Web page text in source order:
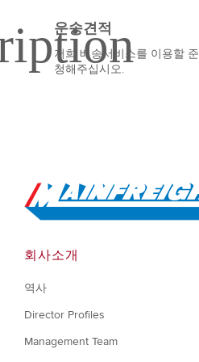
운송견적
저희 배송서비스를 이용할
청해주십시오.
Go to Home
회사소개
역사
Director Profiles
Management Team